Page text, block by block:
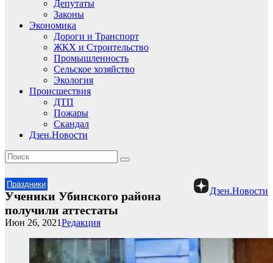
Депутаты
Законы
Экономика
Дороги и Транспорт
ЖКХ и Строительство
Промышленность
Сельское хозяйство
Экология
Происшествия
ДТП
Пожары
Скандал
Дзен.Новости
Праздники
Дзен.Новости
Ученики Убинского района
получили аттестаты
Редакция
Июн 26, 2021